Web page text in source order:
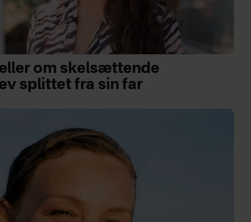
om skelsættende
splittet fra sin far